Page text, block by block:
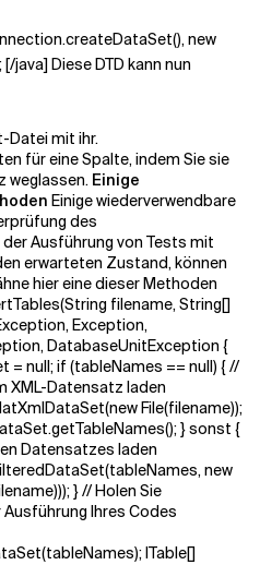
new
Diese DTD kann nun
Datei mit ihr.
für eine Spalte, indem Sie sie
weglassen. Einige
Einige wiederverwendbare
des
Ausführung von Tests mit
erwarteten Zustand, können
hier eine dieser Methoden
filename, String[]
Exception,
DatabaseUnitException {
= null; if (tableNames == null) { //
XML-Datensatz laden
File(filename));
} sonst {
Datensatzes laden
new
} // Holen Sie
Ihres Codes
ITable[]